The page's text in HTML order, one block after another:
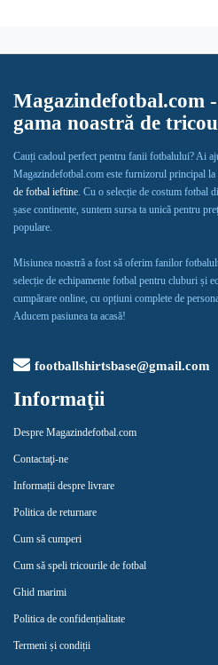
Magazindefotbal.com
gama noastră de
Cauți cadoul perfect pentru fanii fotbalului? Ai
Magazindefotbal.com este furnizorul principal
de fotbal ieftine. Cu o selecție de costum fotbal
șase continente, suntem sursa ta unică pentru
populare.
Misiunea noastră a fost să oferim fanilor
selecție de echipamente fotbal pentru cluburi și
cumpărare online, cu opțiuni complete de
Aducem pasiunea ta acasă!
footballshirtsbase@gmail.com
Informaţii
Despre Magazindefotbal.com
Contactaţi-ne
Informații despre livrare
Politica de returnare
Cum să cumperi
Cum să speli tricourile de fotbal
Ghid marimi
Politica de confidențialitate
Termeni și condiții